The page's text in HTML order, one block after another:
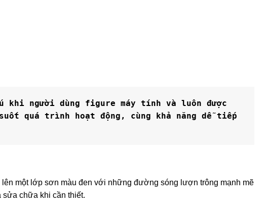
khi người dùng figure máy tính và luôn được
quá trình hoạt động, cùng khả năng dễ tiếp
một lớp sơn màu đen với những đường sóng lượn trông mạnh mẽ
sửa chữa khi cần thiết.